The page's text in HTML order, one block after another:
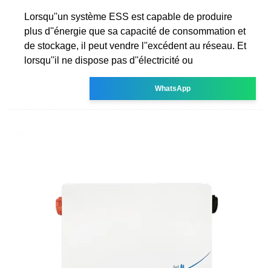
Lorsqu''un système ESS est capable de produire
plus d''énergie que sa capacité de consommation et
de stockage, il peut vendre l''excédent au réseau. Et
lorsqu''il ne dispose pas d''électricité ou
WhatsApp